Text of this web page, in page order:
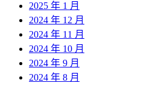
2025 年 1 月
2024 年 12 月
2024 年 11 月
2024 年 10 月
2024 年 9 月
2024 年 8 月